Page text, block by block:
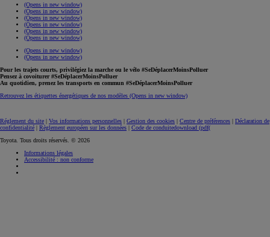
(Opens in new window)
(Opens in new window)
(Opens in new window)
(Opens in new window)
(Opens in new window)
(Opens in new window)
(Opens in new window)
(Opens in new window)
Pour les trajets courts, privilégiez la marche ou le vélo #SeDéplacerMoinsPolluer
Pensez à covoiturer #SeDéplacerMoinsPolluer
Au quotidien, prenez les transports en commun #SeDéplacerMoinsPolluer
Retrouvez les étiquettes énergétiques de nos modèles (Opens in new window)
Réglement du site | Vos informations personnelles | Gestion des cookies | Centre de préférences | Déclaration de
confidentialité | Règlement européen sur les données | Code de conduitedownload (pdf(
Toyota. Tous droits réservés. © 2026
Informations légales
Accessibilité : non conforme